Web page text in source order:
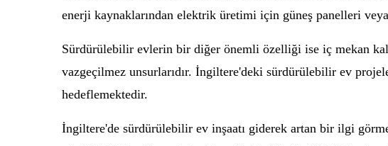
enerji kaynaklarından elektrik üretimi için güneş panelleri
Sürdürülebilir evlerin bir diğer önemli özelliği ise iç mekan
vazgeçilmez unsurlarıdır. İngiltere'deki sürdürülebilir ev
hedeflemektedir.
İngiltere'de sürdürülebilir ev inşaatı giderek artan bir ilgi